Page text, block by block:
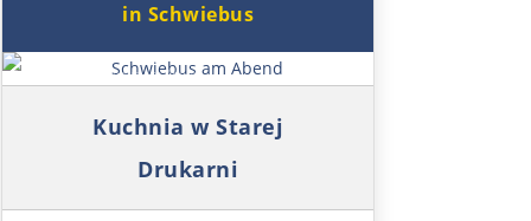
Ungarn Nord
in Schwiebus
Symbolbild: Schwiebus am Abend
Kuchnia w Starej
Drukarni